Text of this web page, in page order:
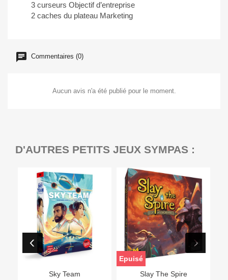
3 curseurs Objectif d’entreprise
2 caches du plateau Marketing
Commentaires (0)
Aucun avis n'a été publié pour le moment.
D'AUTRES PETITS JEUX SYMPAS :
Sky Team Slay The Spire
Epuisé